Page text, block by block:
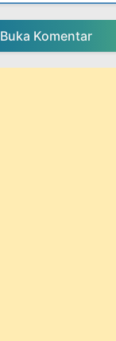
Buka Komentar